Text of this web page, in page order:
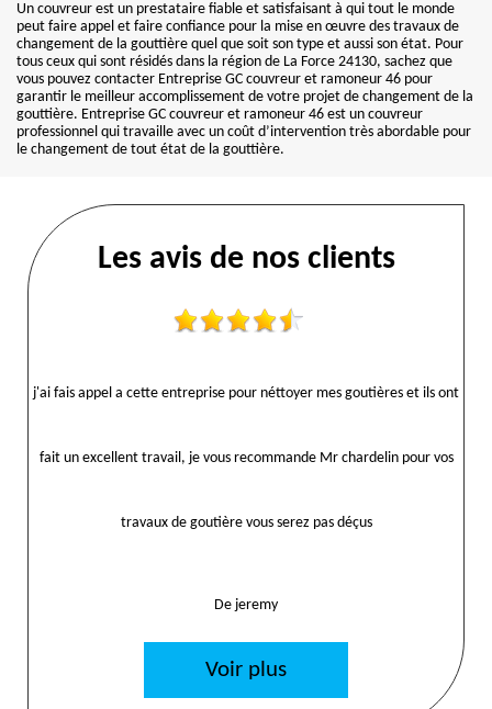
Un couvreur est un prestataire fiable et satisfaisant à qui tout le monde
peut faire appel et faire confiance pour la mise en œuvre des travaux de
changement de la gouttière quel que soit son type et aussi son état. Pour
tous ceux qui sont résidés dans la région de La Force 24130, sachez que
vous pouvez contacter Entreprise GC couvreur et ramoneur 46 pour
garantir le meilleur accomplissement de votre projet de changement de la
gouttière. Entreprise GC couvreur et ramoneur 46 est un couvreur
professionnel qui travaille avec un coût d’intervention très abordable pour
le changement de tout état de la gouttière.
Les avis de nos clients
j'ai fais appel a cette entreprise pour néttoyer mes goutières et ils ont
fait un excellent travail, je vous recommande Mr chardelin pour vos
travaux de goutière vous serez pas déçus
De jeremy
Voir plus